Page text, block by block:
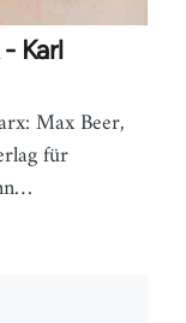
Karl
Max Beer,
für